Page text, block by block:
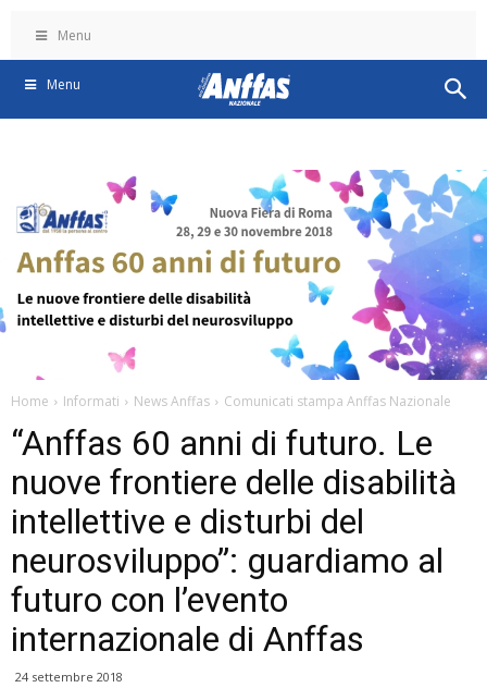
Menu
Menu
Home Informati News Anffas Comunicati stampa Anffas Nazionale
“Anffas 60 anni di futuro. Le
nuove frontiere delle disabilità
intellettive e disturbi del
neurosviluppo”: guardiamo al
futuro con l’evento
internazionale di Anffas
24 settembre 2018